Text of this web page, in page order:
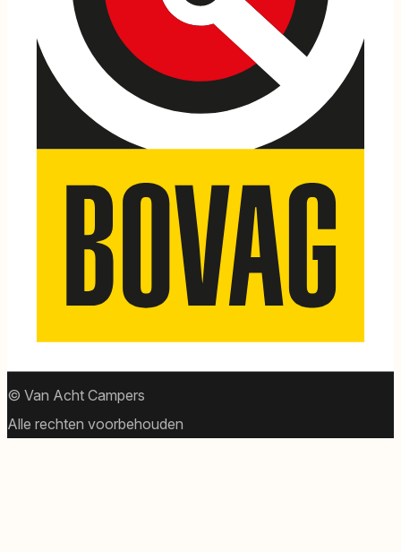
© Van Acht Campers
Alle rechten voorbehouden